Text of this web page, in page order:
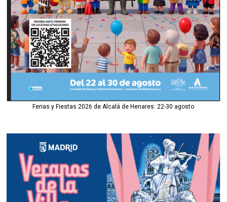
Ferias y Fiestas 2026 de Alcalá de Henares: 22-30 agosto